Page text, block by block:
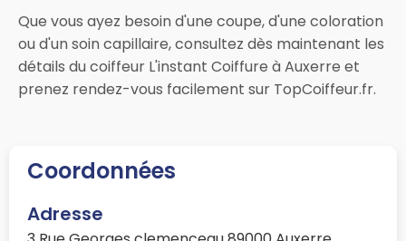
Que vous ayez besoin d'une coupe, d'une coloration
ou d'un soin capillaire, consultez dès maintenant les
détails du coiffeur L'instant Coiffure à Auxerre et
prenez rendez-vous facilement sur TopCoiffeur.fr.
Coordonnées
Adresse